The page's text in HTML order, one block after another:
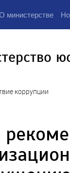
министерстве
коррупции